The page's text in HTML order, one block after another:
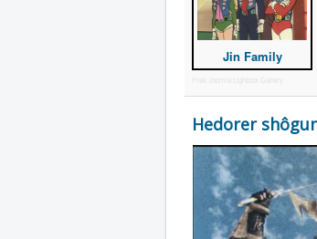
Jin Family
Hedorer